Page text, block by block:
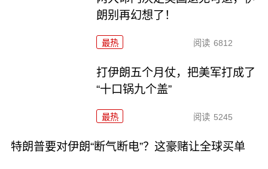
朗别再幻想了！
最热 阅读 6812
打伊朗五个月仗，把美军打成了
“十口锅九个盖”
最热 阅读 5245
特朗普要对伊朗“断气断电”？这豪赌让全球买单